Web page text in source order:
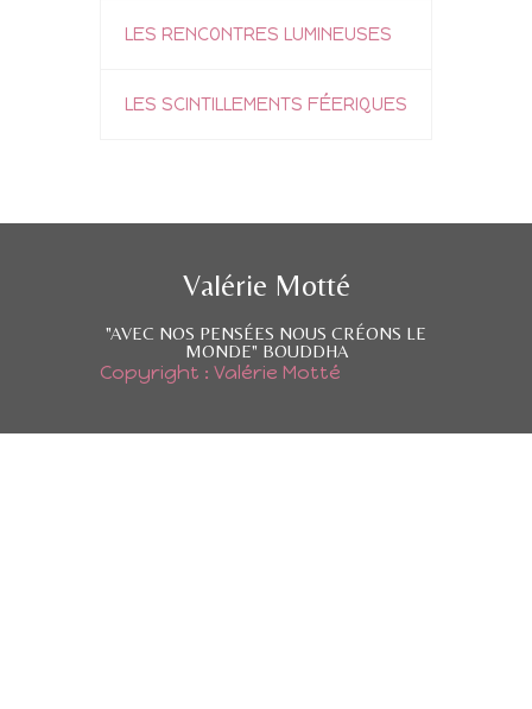
LES RENCONTRES LUMINEUSES
LES SCINTILLEMENTS FÉERIQUES
Valérie Motté
"AVEC NOS PENSÉES NOUS CRÉONS LE
MONDE" BOUDDHA
Copyright : Valérie Motté